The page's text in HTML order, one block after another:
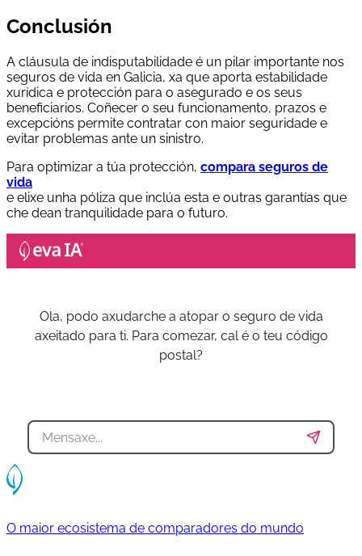
Conclusión
A cláusula de indisputabilidade é un pilar importante nos
seguros de vida en Galicia, xa que aporta estabilidade
xurídica e protección para o asegurado e os seus
beneficiarios. Coñecer o seu funcionamento, prazos e
excepcións permite contratar con maior seguridade e
evitar problemas ante un sinistro.
Para optimizar a túa protección, compara seguros de
vida
e elixe unha póliza que inclúa esta e outras garantías que
che dean tranquilidade para o futuro.
Ola, podo axudarche a atopar o seguro de vida
axeitado para ti. Para comezar, cal é o teu código
postal?
O maior ecosistema de comparadores do mundo